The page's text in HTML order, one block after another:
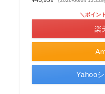
＼ポイン
楽
Yahoo